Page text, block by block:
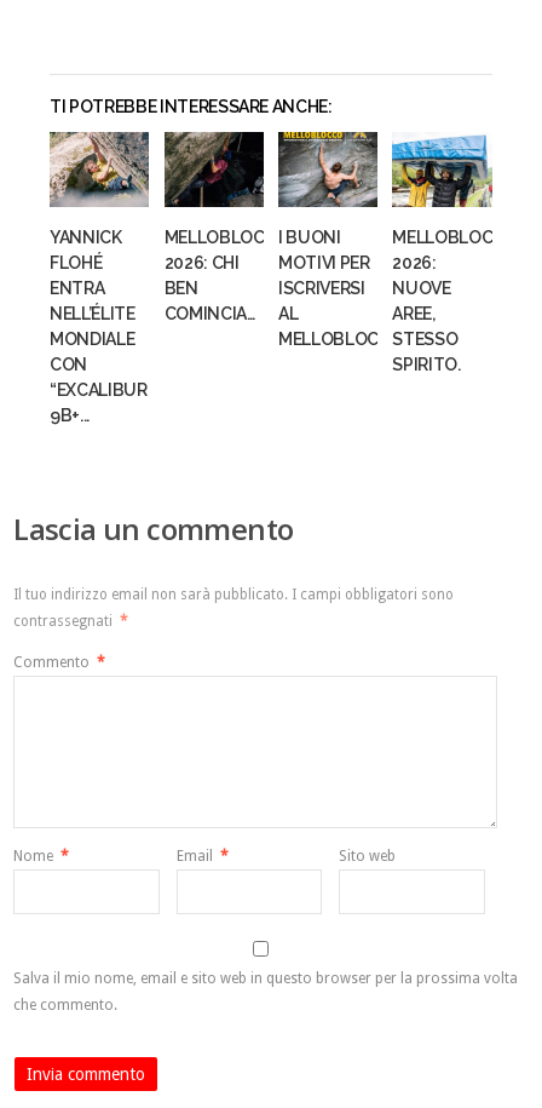
TI POTREBBE INTERESSARE ANCHE:
YANNICK
FLOHÉ
ENTRA
NELL’ÉLITE
MONDIALE
CON
“EXCALIBUR”
9B+...
MELLOBLOCCO
2026: CHI
BEN
COMINCIA…
I BUONI
MOTIVI PER
ISCRIVERSI
AL
MELLOBLOCCO...
MELLOBLOCCO
2026:
NUOVE
AREE,
STESSO
SPIRITO.
Lascia un commento
Il tuo indirizzo email non sarà pubblicato. I campi obbligatori sono
contrassegnati *
Commento *
Nome * Email * Sito web
Salva il mio nome, email e sito web in questo browser per la prossima volta
che commento.